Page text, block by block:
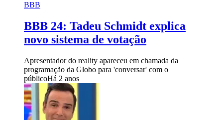
BBB
BBB 24: Tadeu Schmidt explica
novo sistema de votação
Apresentador do reality apareceu em chamada da
programação da Globo para 'conversar' com o
públicoHá 2 anos